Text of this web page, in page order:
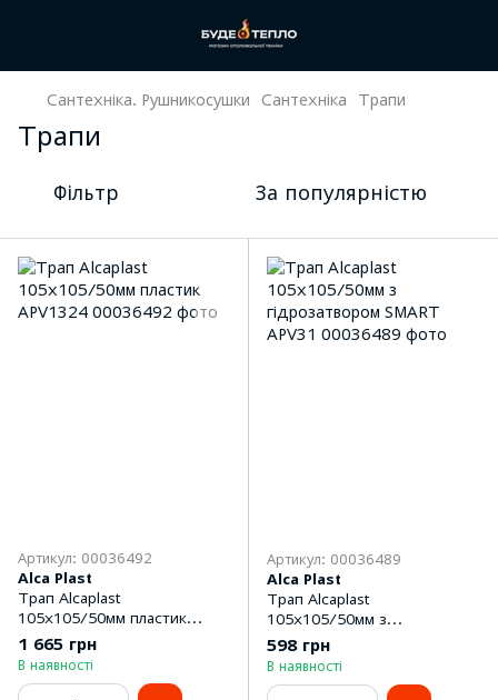
Сантехніка. Рушникосушки Сантехніка Трапи
Трапи
Фільтр За популярністю
Артикул: 00036492
Alca Plast
Трап Alcaplast
105x105/50мм пластик
APV1324
1 665 грн
В наявності
Артикул: 00036489
Alca Plast
Трап Alcaplast
105x105/50мм з
гідрозатвором SMART APV31
598 грн
В наявності